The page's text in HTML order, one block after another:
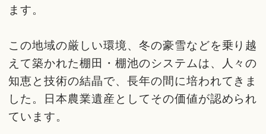
ます。
この地域の厳しい環境、冬の豪雪などを乗り越
えて築かれた棚田・棚池のシステムは、人々の
知恵と技術の結晶で、長年の間に培われてきま
した。日本農業遺産としてその価値が認められ
ています。